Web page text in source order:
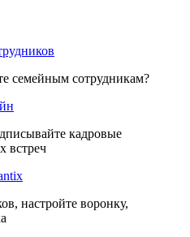
семейным сотрудникам?
кадровые
встреч
настройте воронку,